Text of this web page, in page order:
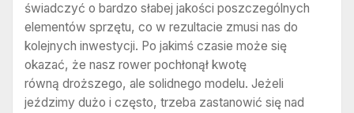
świadczyć o bardzo słabej jakości poszczególnych
elementów sprzętu, co w rezultacie zmusi nas do
kolejnych inwestycji. Po jakimś czasie może się
okazać, że nasz rower pochłonął kwotę
równą droższego, ale solidnego modelu. Jeżeli
jeździmy dużo i często, trzeba zastanowić się nad